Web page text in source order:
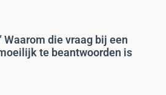
Waarom die vraag bij een
te beantwoorden is